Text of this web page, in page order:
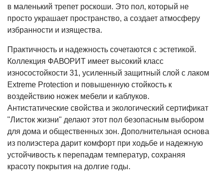
в маленький трепет роскоши. Это пол, который не
просто украшает пространство, а создает атмосферу
избранности и изящества.
Практичность и надежность сочетаются с эстетикой.
Коллекция ФАВОРИТ имеет высокий класс
износостойкости 31, усиленный защитный слой с лаком
Extreme Protection и повышенную стойкость к
воздействию ножек мебели и каблуков.
Антистатические свойства и экологический сертификат
"Листок жизни" делают этот пол безопасным выбором
для дома и общественных зон. Дополнительная основа
из полиэстера дарит комфорт при ходьбе и надежную
устойчивость к перепадам температур, сохраняя
красоту покрытия на долгие годы.